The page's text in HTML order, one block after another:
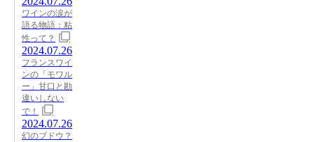
ワインの涙が
語る物語：粘
性って？
2024.07.26
フランスワイ
ンの「モワル
ー」甘口と勘
違いしない
で！
2024.07.26
幻のブドウ？